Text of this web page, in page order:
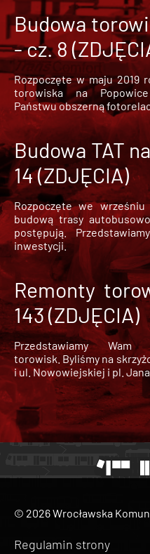
Budowa
- cz. 8
Rozpoczęte w maju 2019
torowiska na Popowice
Państwu obszerną
Budowa TAT
14 (ZDJĘCIA)
Rozpoczęte we
budową trasy
postępują.
inwestycji.
Remonty
143 (ZDJĘCIA)
Przedstawiamy
torowisk. Byliśmy na
i ul. Nowowiejskiej i pl. Jana
© 2026 Wrocławska
Regulamin strony